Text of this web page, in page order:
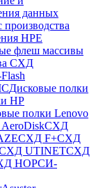
данных
HPE
флеш массивы
СХД
Дисковые полки
HP
полки Lenovo
СХД
СХД F+СХД
UTINETСХД
НОРСИ-